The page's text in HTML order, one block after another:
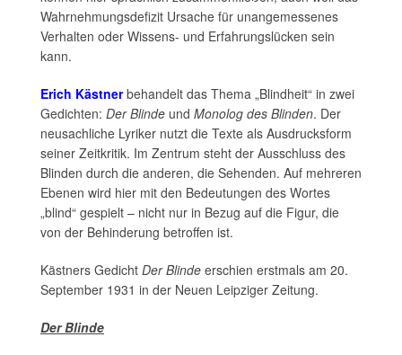
Wahrnehmungsdefizit Ursache für unangemessenes
Verhalten oder Wissens- und Erfahrungslücken sein
kann.
Erich Kästnerbehandelt das Thema „Blindheit“ in zwei
Gedichten: Der Blinde und Monolog des Blinden. Der
neusachliche Lyriker nutzt die Texte als Ausdrucksform
seiner Zeitkritik. Im Zentrum steht der Ausschluss des
Blinden durch die anderen, die Sehenden. Auf mehreren
Ebenen wird hier mit den Bedeutungen des Wortes
„blind“ gespielt – nicht nur in Bezug auf die Figur, die
von der Behinderung betroffen ist.
Kästners Gedicht Der Blinde erschien erstmals am 20.
September 1931 in der Neuen Leipziger Zeitung.
Der Blinde